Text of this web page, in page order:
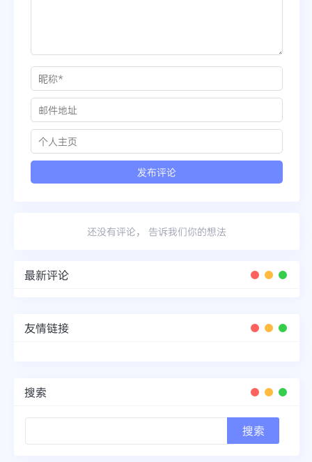
还没有评论， 告诉我们你的想法
最新评论
友情链接
搜索